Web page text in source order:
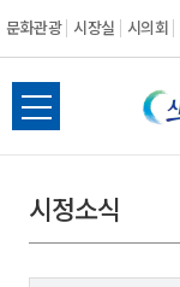
문화관광 시장실 시의회
전
체
뉴
열
시정소식